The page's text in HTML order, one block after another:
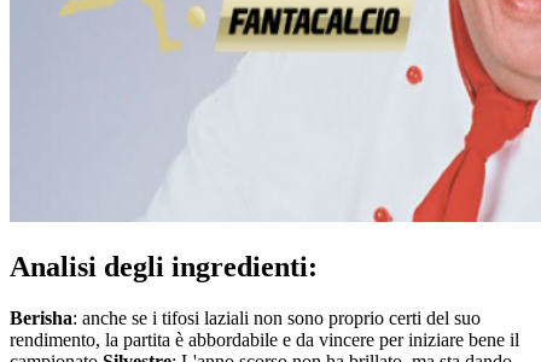
Analisi degli ingredienti:
Berisha: anche se i tifosi laziali non sono proprio certi del suo
rendimento, la partita è abbordabile e da vincere per iniziare bene il